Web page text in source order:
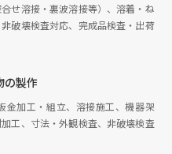
せ溶接・裏波溶接等）、溶着・ね
破壊検査対応、完成品検査・出荷
の製作
金加工・組立、溶接施工、機器架
工、寸法・外観検査、非破壊検査